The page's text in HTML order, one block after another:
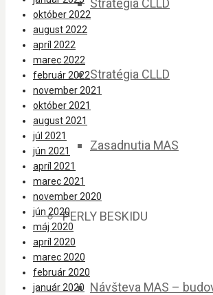
Stratégia CLLD
Stratégia CLLD
Zasadnutia MAS
PERLY BESKIDU
Návšteva MAS –
október 2022
august 2022
apríl 2022
marec 2022
február 2022
november 2021
október 2021
august 2021
júl 2021
jún 2021
apríl 2021
marec 2021
november 2020
jún 2020
máj 2020
apríl 2020
marec 2020
február 2020
január 2020